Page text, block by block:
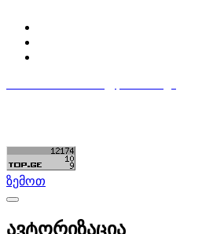
ზემოთ
ავტორიზაცია